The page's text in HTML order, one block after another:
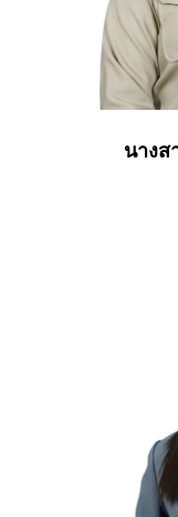
นางส